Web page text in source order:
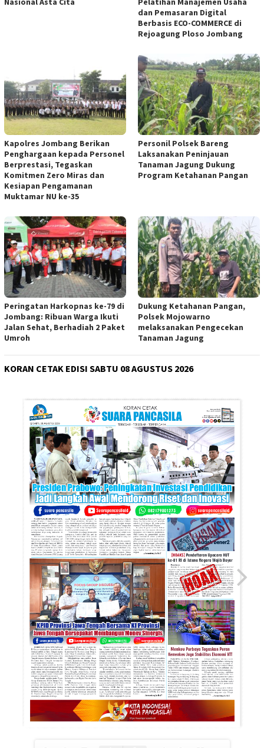
dan Pemasaran Digital
Berbasis ECO-COMMERCE di
Rejoagung Ploso Jombang
Kapolres Jombang Berikan
Penghargaan kepada Personel
Berprestasi, Tegaskan
Komitmen Zero Miras dan
Kesiapan Pengamanan
Muktamar NU ke-35
Personil Polsek Bareng
Laksanakan Peninjauan
Tanaman Jagung Dukung
Program Ketahanan Pangan
Peringatan Harkopnas ke-79 di
Jombang: Ribuan Warga Ikuti
Jalan Sehat, Berhadiah 2 Paket
Umroh
Dukung Ketahanan Pangan,
Polsek Mojowarno
melaksanakan Pengecekan
Tanaman Jagung
KORAN CETAK EDISI SABTU 08 AGUSTUS 2026